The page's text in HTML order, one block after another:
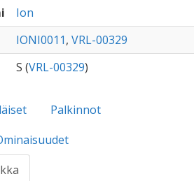
Ion
IONI0011, VRL-00329
S (VRL-00329)
Palkinnot